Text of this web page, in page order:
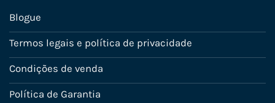
Blogue
Termos legais e política de privacidade
Condições de venda
Política de Garantia